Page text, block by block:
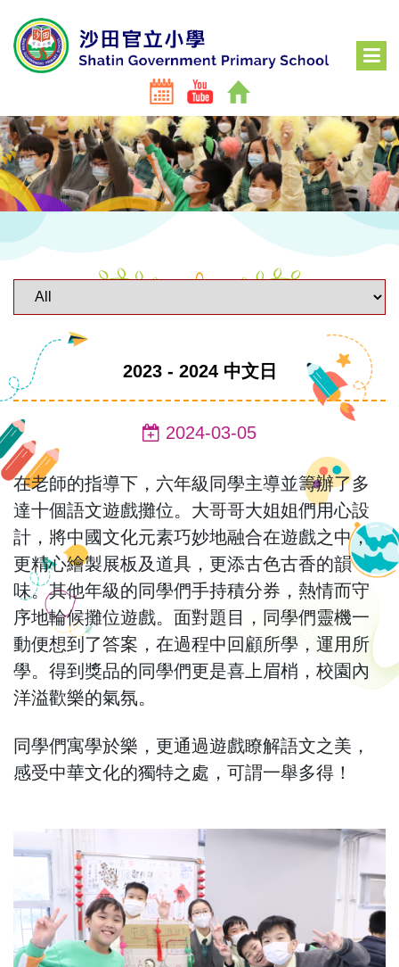
2023 - 2024 中文日
2024-03-05
在老師的指導下，六年級同學主導並籌辦了多
達十個語文遊戲攤位。大哥哥大姐姐們用心設
計，將中國文化元素巧妙地融合在遊戲之中，
更精心繪製展板及道具，更添古色古香的韻
味。其他年級的同學們手持積分券，熱情而守
序地輪候攤位遊戲。面對題目，同學們靈機一
動便想到了答案，在過程中回顧所學，運用所
學。得到獎品的同學們更是喜上眉梢，校園內
洋溢歡樂的氣氛。
同學們寓學於樂，更通過遊戲瞭解語文之美，
感受中華文化的獨特之處，可謂一舉多得！